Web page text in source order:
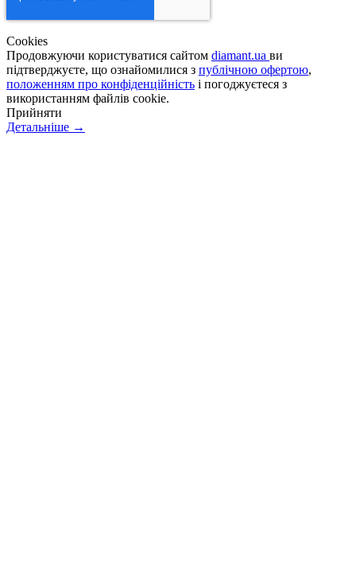
Сookies
Продовжуючи користуватися сайтом diamant.ua ви
підтверджуєте, що ознайомилися з публічною офертою,
положенням про конфіденційність і погоджуєтеся з
використанням файлів cookie.
Прийняти
Детальніше →